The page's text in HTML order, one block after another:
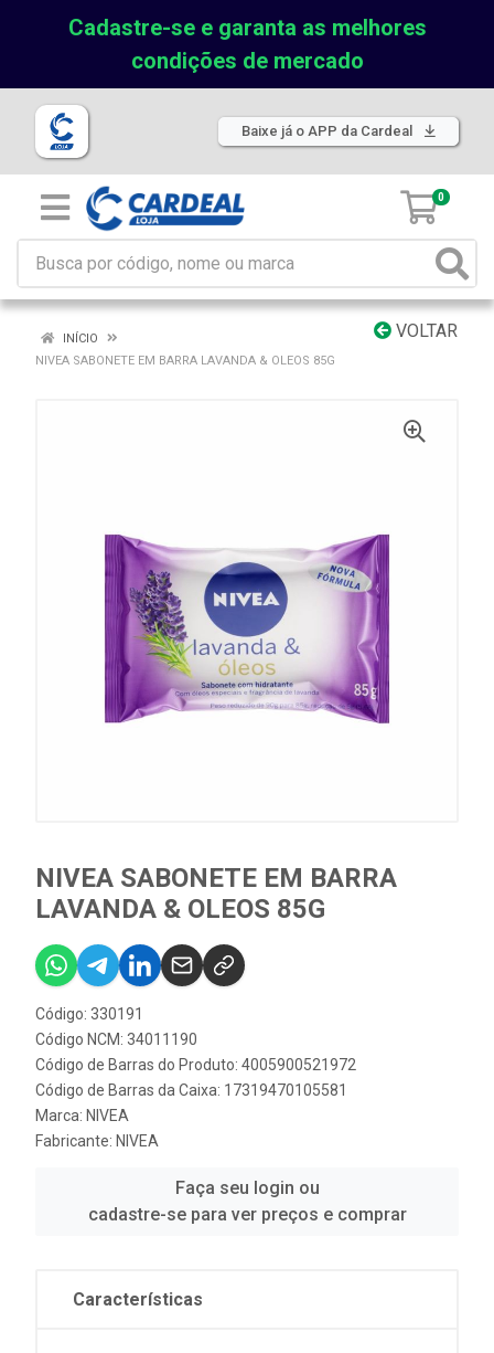
Cadastre-se e garanta as melhores
condições de mercado
Baixe já o APP da Cardeal
0
VOLTAR
INÍCIO
NIVEA SABONETE EM BARRA LAVANDA & OLEOS 85G
NIVEA SABONETE EM BARRA
LAVANDA & OLEOS 85G
Código: 330191
Código NCM: 34011190
Código de Barras do Produto: 4005900521972
Código de Barras da Caixa: 17319470105581
Marca: NIVEA
Fabricante: NIVEA
Faça seu login ou
cadastre-se para ver preços e comprar
Características